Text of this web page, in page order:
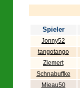
Spieler
Jonny52
tangotango
Ziemert
Schnabuffke
Mieau50